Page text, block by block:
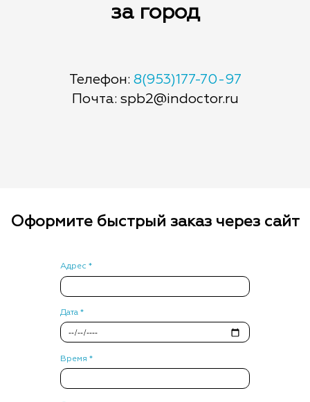
за город
Телефон: 8(953)177-70-97
Почта: spb2@indoctor.ru
Оформите быстрый заказ через сайт
Адрес *
Дата *
Время *